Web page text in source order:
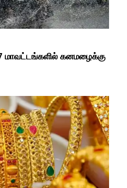
கனமழைக்கு